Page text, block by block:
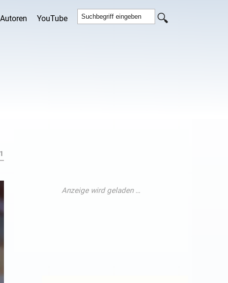
Autoren YouTube